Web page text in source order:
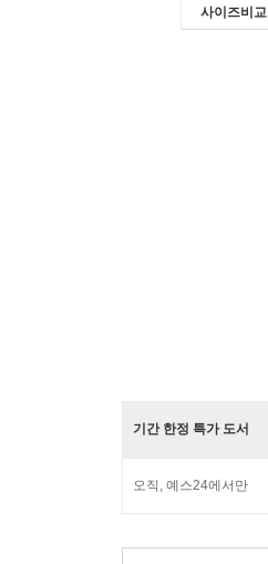
사이즈비교
기간 한정 특가 도서
오직, 예스24에서만